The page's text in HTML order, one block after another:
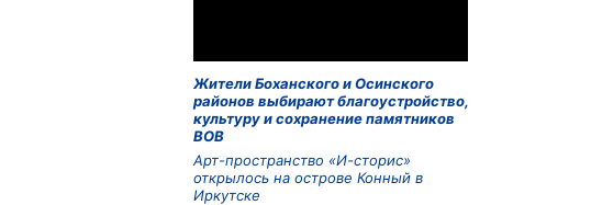
Жители Боханского и Осинского
районов выбирают благоустройство,
культуру и сохранение памятников
ВОВ
Арт-пространство «И-сторис»
открылось на острове Конный в
Иркутске